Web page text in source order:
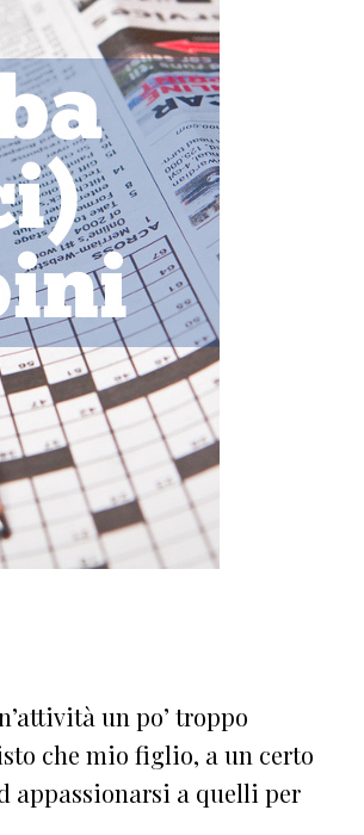
un po’ troppo
che mio figlio, a un certo
appassionarsi a quelli per